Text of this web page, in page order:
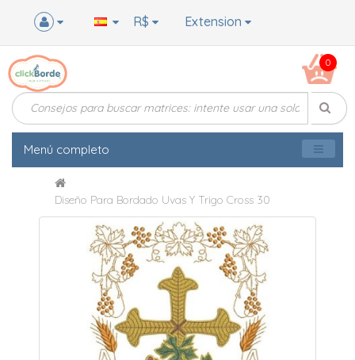
Extension
R$
0
Menú completo
Diseño Para Bordado Uvas Y Trigo Cross 30